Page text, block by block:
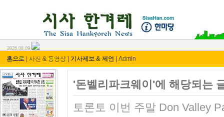
2026.08.09
홈으로 사진 & 동영상 기사제보 & 제언 Admin
'돈벨리파크웨이'에 해당되는
토론토 이번 주말 Don Valley